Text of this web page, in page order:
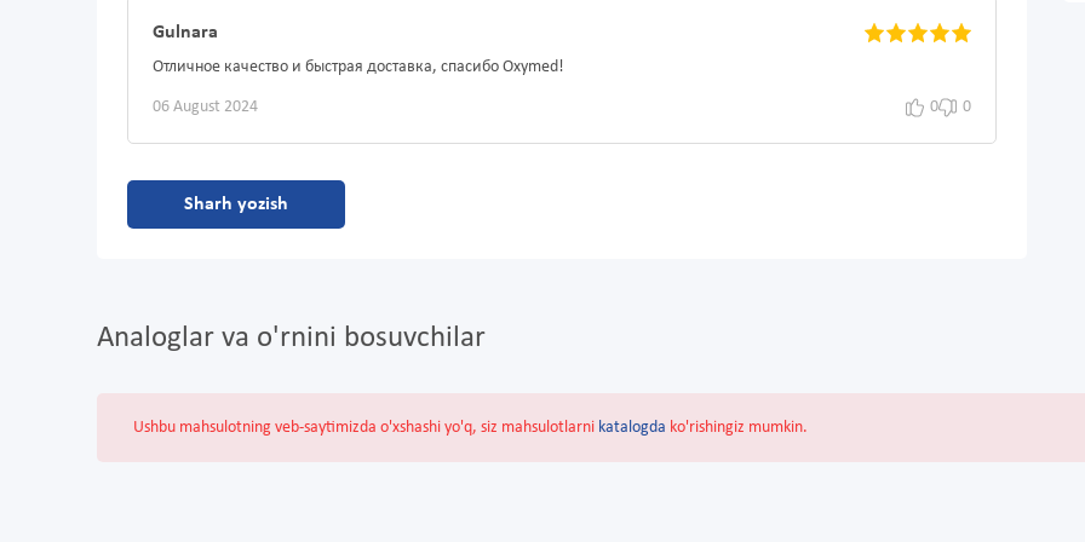
Gulnara
Отличное качество и быстрая доставка, спасибо Oxymed!
06 August 2024 0 0
Sharh yozish
Analoglar va o'rnini bosuvchilar
Ushbu mahsulotning veb-saytimizda o'xshashi yo'q, siz mahsulotlarni katalogda ko'rishingiz mumkin.